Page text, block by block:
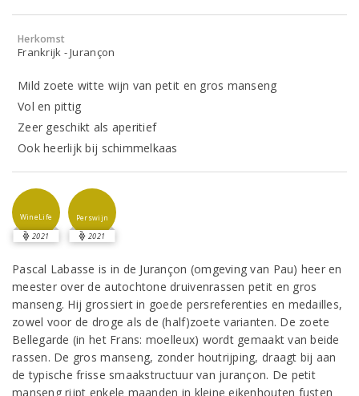
Herkomst
Frankrijk - Jurançon
Mild zoete witte wijn van petit en gros manseng
Vol en pittig
Zeer geschikt als aperitief
Ook heerlijk bij schimmelkaas
WineLife
2021
Perswijn
2021
Pascal Labasse is in de Jurançon (omgeving van Pau) heer en
meester over de autochtone druivenrassen petit en gros
manseng. Hij grossiert in goede persreferenties en medailles,
zowel voor de droge als de (half)zoete varianten. De zoete
Bellegarde (in het Frans: moelleux) wordt gemaakt van beide
rassen. De gros manseng, zonder houtrijping, draagt bij aan
de typische frisse smaakstructuur van jurançon. De petit
manseng rijpt enkele maanden in kleine eikenhouten fusten